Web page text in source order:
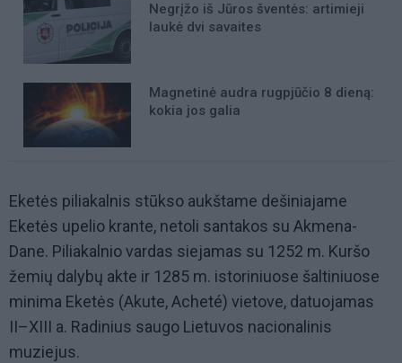
Negrįžo iš Jūros šventės: artimieji
laukė dvi savaites
Magnetinė audra rugpjūčio 8 dieną:
kokia jos galia
Eketės piliakalnis stūkso aukštame dešiniajame
Eketės upelio krante, netoli santakos su Akmena-
Dane. Piliakalnio vardas siejamas su 1252 m. Kuršo
žemių dalybų akte ir 1285 m. istoriniuose šaltiniuose
minima Eketės (Akute, Acheté) vietove, datuojamas
II–XIII a. Radinius saugo Lietuvos nacionalinis
muziejus.